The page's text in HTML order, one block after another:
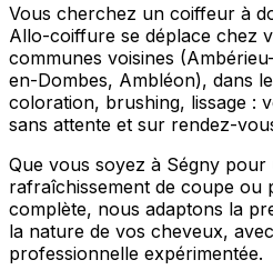
Vous cherchez un coiffeur à
Allo-coiffure se déplace chez
communes voisines
en-Dombes, Ambléon), dans
coloration, brushing, lissage :
sans attente et sur rendez-
Que vous soyez à Ségny pour
rafraîchissement de coupe ou
complète, nous adaptons la
la nature de vos cheveux,
professionnelle expérimentée.